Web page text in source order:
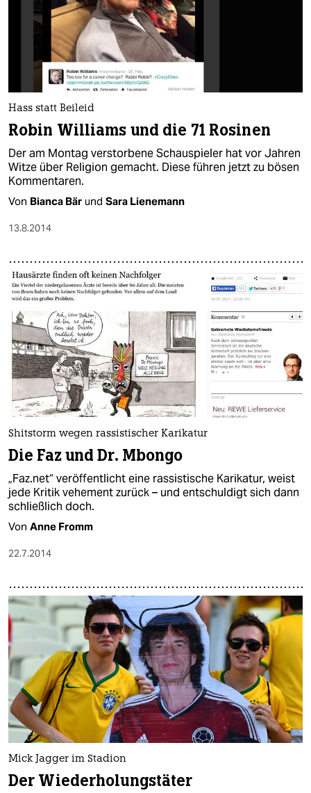
Hass statt Beileid
Robin Williams und die 71 Rosinen
Der am Montag verstorbene Schauspieler hat vor Jahren
Witze über Religion gemacht. Diese führen jetzt zu bösen
Kommentaren.
Von Bianca Bär und Sara Lienemann
13.8.2014
Shitstorm wegen rassistischer Karikatur
Die Faz und Dr. Mbongo
„Faz.net“ veröffentlicht eine rassistische Karikatur, weist
jede Kritik vehement zurück – und entschuldigt sich dann
schließlich doch.
Von Anne Fromm
22.7.2014
Mick Jagger im Stadion
Der Wiederholungstäter